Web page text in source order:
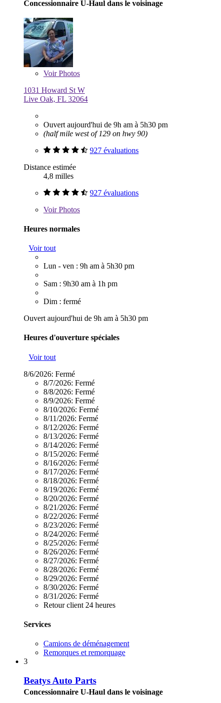
Concessionnaire U-Haul dans le voisinage
VoirPhotos
1031 Howard St W
Live Oak, FL 32064
Ouvert aujourd'hui de 9h am à 5h30 pm
(half mile west of 129 on hwy 90)
927 évaluations
Distance estimée
4,8 milles
927 évaluations
VoirPhotos
Heures normales
Voir tout
Lun - ven : 9h am à 5h30 pm
Sam : 9h30 am à 1h pm
Dim : fermé
Ouvert aujourd'hui de 9h am à 5h30 pm
Heures d'ouverture spéciales
Voir tout
8/6/2026: Fermé
8/7/2026: Fermé
8/8/2026: Fermé
8/9/2026: Fermé
8/10/2026: Fermé
8/11/2026: Fermé
8/12/2026: Fermé
8/13/2026: Fermé
8/14/2026: Fermé
8/15/2026: Fermé
8/16/2026: Fermé
8/17/2026: Fermé
8/18/2026: Fermé
8/19/2026: Fermé
8/20/2026: Fermé
8/21/2026: Fermé
8/22/2026: Fermé
8/23/2026: Fermé
8/24/2026: Fermé
8/25/2026: Fermé
8/26/2026: Fermé
8/27/2026: Fermé
8/28/2026: Fermé
8/29/2026: Fermé
8/30/2026: Fermé
8/31/2026: Fermé
Retour client 24 heures
Services
Camions de déménagement
Remorques et remorquage
3
Beatys Auto Parts
Concessionnaire U-Haul dans le voisinage